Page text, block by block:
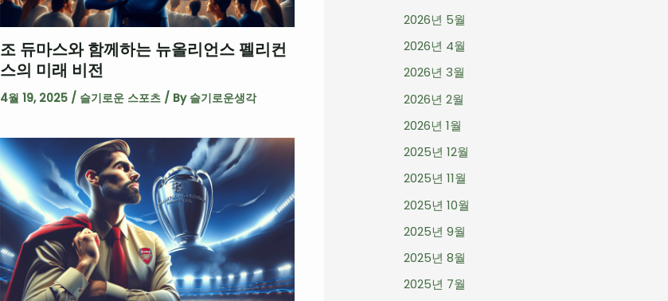
조 듀마스와 함께하는 뉴올리언스 펠리컨
스의 미래 비전
4월 19, 2025 / 슬기로운 스포츠/ By 슬기로운생각
2026년 5월
2026년 4월
2026년 3월
2026년 2월
2026년 1월
2025년 12월
2025년 11월
2025년 10월
2025년 9월
2025년 8월
2025년 7월